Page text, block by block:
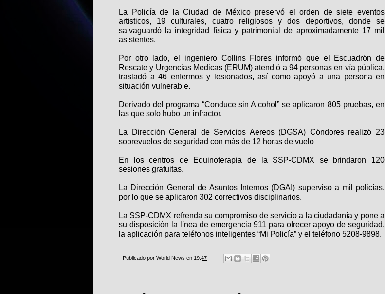
La Policía de la Ciudad de México preservó el orden de siete eventos
artísticos, 19 culturales, cuatro religiosos y dos deportivos, donde se
salvaguardó la integridad física y patrimonial de aproximadamente 17 mil
asistentes.
Por otro lado, el ingeniero Collins Flores informó que el Escuadrón de
Rescate y Urgencias Médicas (ERUM) atendió a 94 personas en vía pública,
trasladó a 46 enfermos y lesionados, así como apoyó a una persona en
situación vulnerable.
Derivado del programa “Conduce sin Alcohol” se aplicaron 805 pruebas, en
las que solo hubo un infractor.
La Dirección General de Servicios Aéreos (DGSA) Cóndores realizó 23
sobrevuelos de seguridad con más de 12 horas de vuelo
En los centros de Equinoterapia de la SSP-CDMX se brindaron 120
sesiones gratuitas.
La Dirección General de Asuntos Internos (DGAI) supervisó a mil policías,
por lo que se aplicaron 302 correctivos disciplinarios.
La SSP-CDMX refrenda su compromiso de servicio a la ciudadanía y pone a
su disposición la línea de emergencia 911 para ofrecer apoyo de seguridad,
la aplicación para teléfonos inteligentes “Mi Policía” y el teléfono 5208-9898.
Publicado por World News en 19:47